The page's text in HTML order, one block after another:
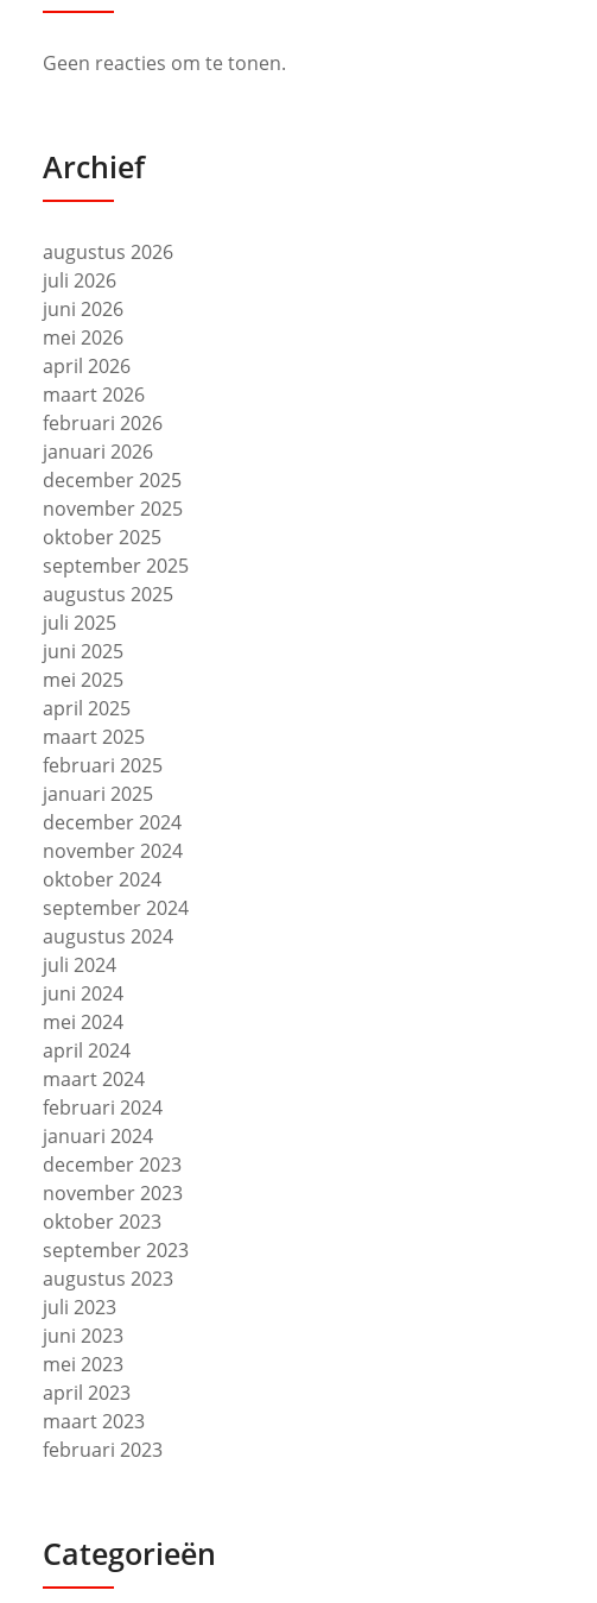
Geen reacties om te tonen.
Archief
augustus 2026
juli 2026
juni 2026
mei 2026
april 2026
maart 2026
februari 2026
januari 2026
december 2025
november 2025
oktober 2025
september 2025
augustus 2025
juli 2025
juni 2025
mei 2025
april 2025
maart 2025
februari 2025
januari 2025
december 2024
november 2024
oktober 2024
september 2024
augustus 2024
juli 2024
juni 2024
mei 2024
april 2024
maart 2024
februari 2024
januari 2024
december 2023
november 2023
oktober 2023
september 2023
augustus 2023
juli 2023
juni 2023
mei 2023
april 2023
maart 2023
februari 2023
Categorieën